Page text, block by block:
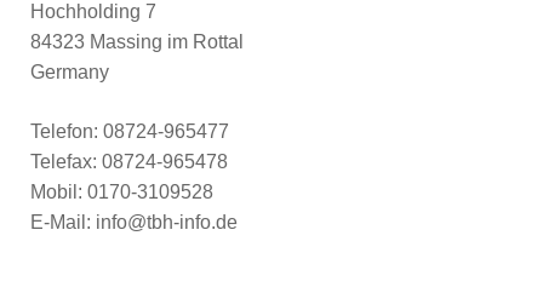
Hochholding 7
84323 Massing im Rottal
Germany
Telefon: 08724-965477
Telefax: 08724-965478
Mobil: 0170-3109528
E-Mail: info@tbh-info.de